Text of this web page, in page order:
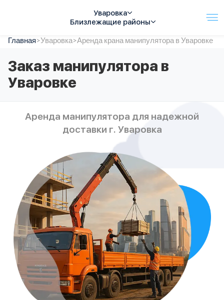
Уваровка
Близлежащие районы
Услуги
Автопарк
Тарифы
Акции
Контакты
Главная>Уваровка>Аренда крана манипулятора в Уваровке
Заказ манипулятора в
Уваровке
Аренда манипулятора для надежной
доставки г. Уваровка